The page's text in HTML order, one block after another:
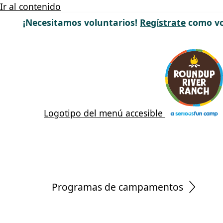
Ir al contenido
¡Necesitamos voluntarios! Regístrate como
Logotipo del menú accesible
Programas de campamentos